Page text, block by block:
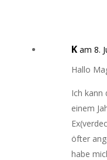
K am 8.
Hallo
Ich kann
einem
öfter
habe